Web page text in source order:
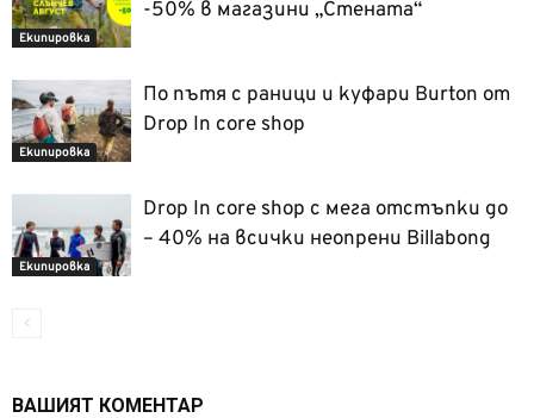
Екипировка
-50% в магазини „Стената“
Екипировка
По пътя с раници и куфари Burton oт
Drop In core shop
Екипировка
Drop In core shop с мега отстъпки до
– 40% на всички неопрени Billabong
ВАШИЯТ КОМЕНТАР